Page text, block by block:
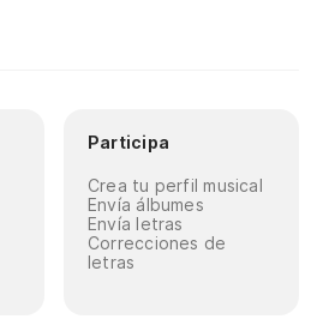
Participa
Crea tu perfil musical
Envía álbumes
Envía letras
Correcciones de
letras